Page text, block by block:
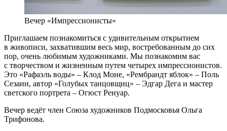
Вечер «Импрессионисты»
Приглашаем познакомиться с удивительным открытием
в живописи, захватившим весь мир, востребованным до сих
пор, очень любимым художниками. Мы познакомим вас
с творчеством и жизненным путем четырех импрессионистов.
Это «Рафаэль воды» – Клод Моне, «Рембрандт яблок» – Поль
Сезанн, автор «Голубых танцовщиц» – Эдгар Дега и мастер
светского портрета – Огюст Ренуар.
Вечер ведёт член Союза художников Подмосковья Ольга
Трифонова.